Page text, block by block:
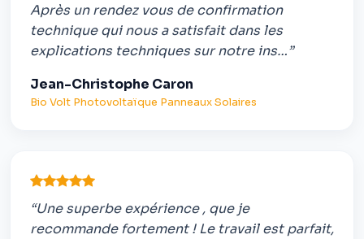
Après un rendez vous de confirmation
technique qui nous a satisfait dans les
explications techniques sur notre ins…”
Jean-Christophe Caron
Bio Volt Photovoltaïque Panneaux Solaires
“Une superbe expérience , que je
recommande fortement ! Le travail est parfait,